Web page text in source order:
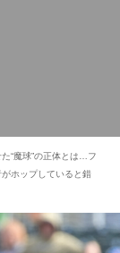
“魔球”の正体とは…フ
ホップしていると錯